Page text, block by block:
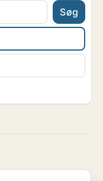
Søg
makroøkonom